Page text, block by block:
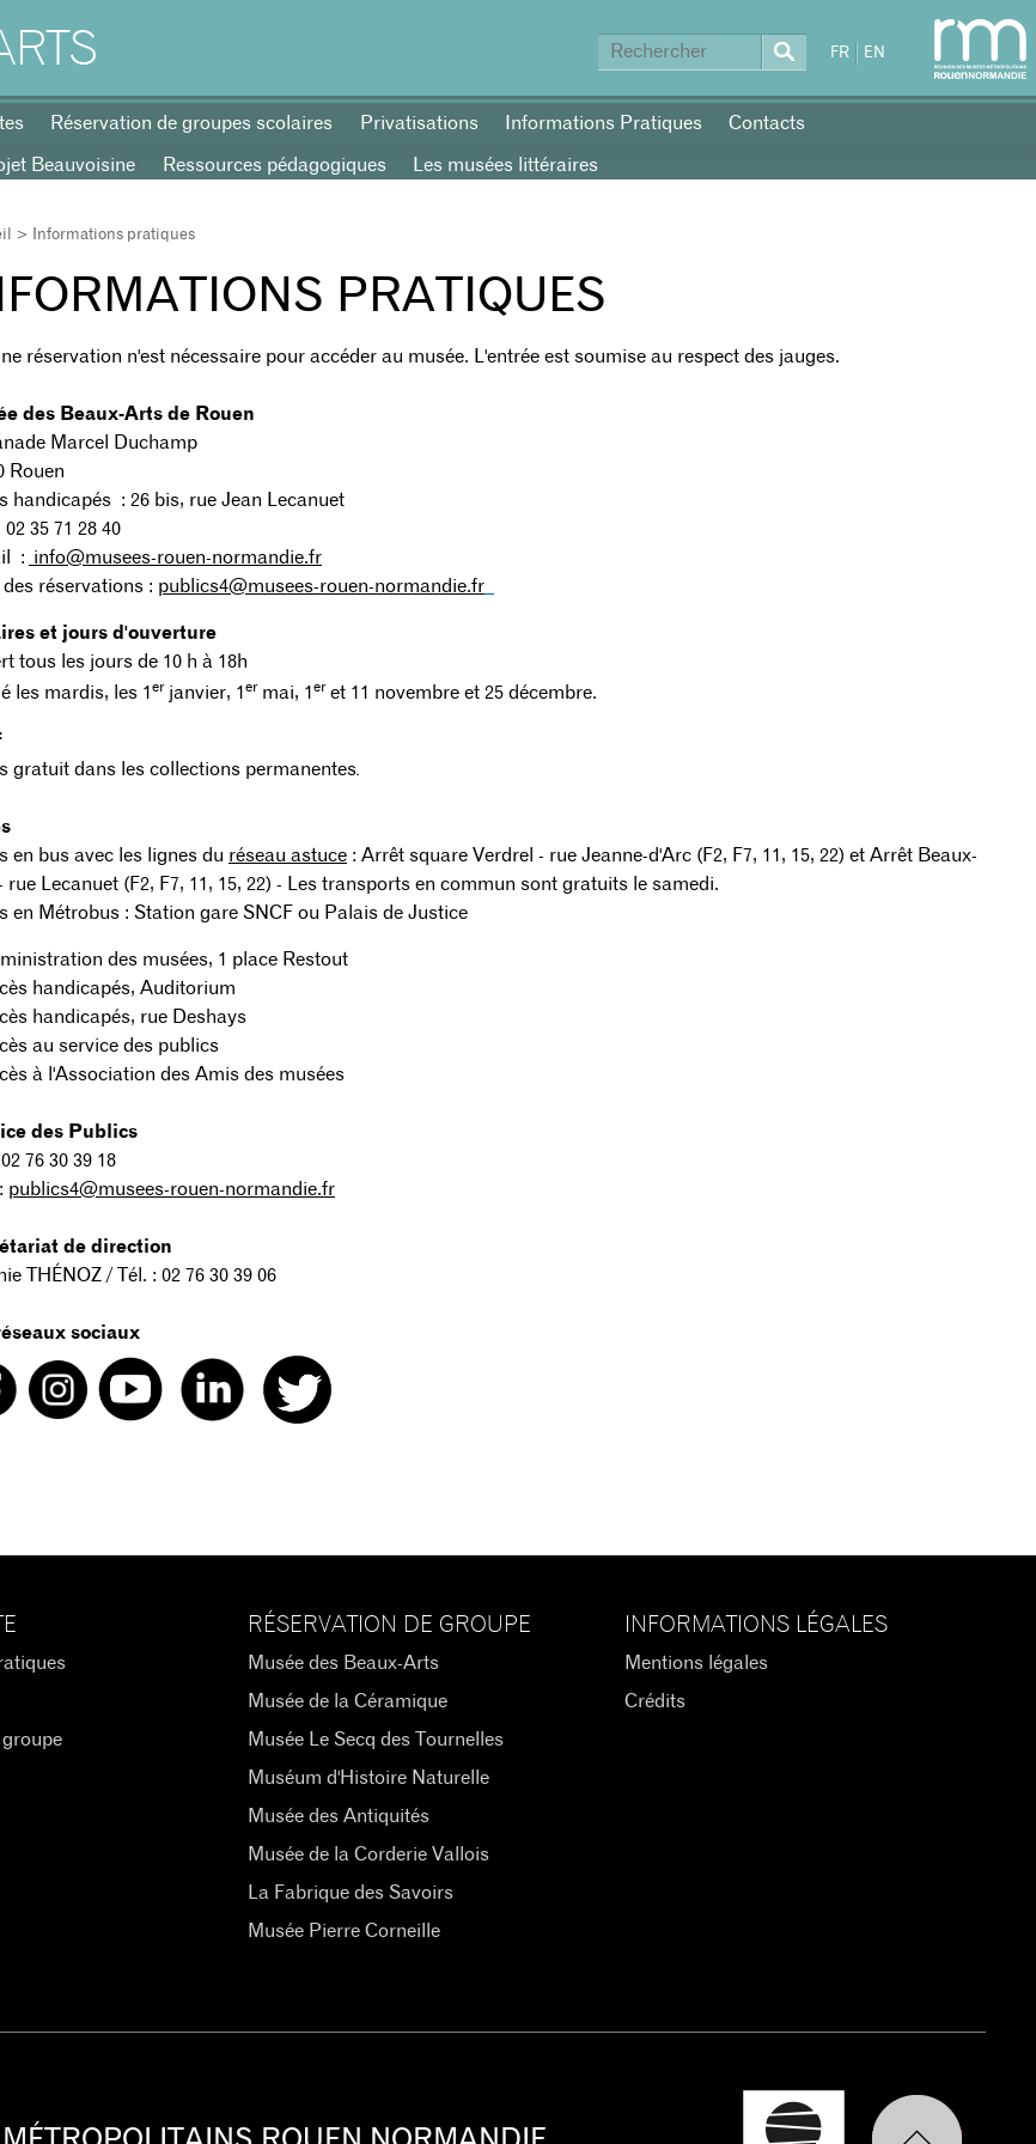
FR EN
Réservation de groupes scolaires Privatisations Informations Pratiques Contacts
Beauvoisine Ressources pédagogiques Les musées littéraires
> Informations pratiques
PRATIQUES
réservation n'est nécessaire pour accéder au musée. L'entrée est soumise au respect des jauges.
des Beaux-Arts de Rouen
Marcel Duchamp
Rouen
handicapés : 26 bis, rue Jean Lecanuet
02 35 71 28 40
: info@musees-rouen-normandie.fr
des réservations : publics4@musees-rouen-normandie.fr
et jours d'ouverture
tous les jours de 10 h à 18h
les mardis, les 1er janvier, 1er mai, 1er et 11 novembre et 25 décembre.
gratuit dans les collections permanentes
en bus avec les lignes du réseau astuce : Arrêt square Verdrel - rue Jeanne-d'Arc (F2, F7, 11, 15, 22) et Arrêt Beaux-
rue Lecanuet (F2, F7, 11, 15, 22) - Les transports en commun sont gratuits le samedi.
en Métrobus : Station gare SNCF ou Palais de Justice
des musées, 1 place Restout
handicapés, Auditorium
handicapés, rue Deshays
au service des publics
à l'Association des Amis des musées
des Publics
76 30 39 18
publics4@musees-rouen-normandie.fr
de direction
THÉNOZ / Tél. : 02 76 30 39 06
sociaux
RÉSERVATION DE GROUPE
Musée des Beaux-Arts
Musée de la Céramique
Musée Le Secq des Tournelles
Muséum d'Histoire Naturelle
Musée des Antiquités
Musée de la Corderie Vallois
La Fabrique des Savoirs
Musée Pierre Corneille
INFORMATIONS LÉGALES
Mentions légales
Crédits